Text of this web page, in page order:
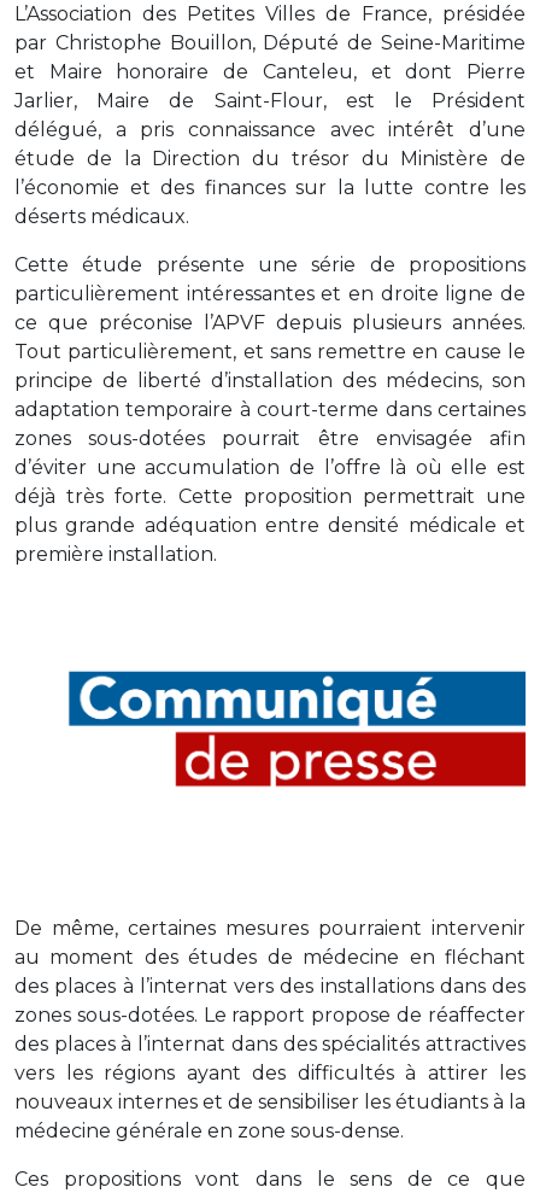
L’Association des Petites Villes de France, présidée
par Christophe Bouillon, Député de Seine-Maritime
et Maire honoraire de Canteleu, et dont Pierre
Jarlier, Maire de Saint-Flour, est le Président
délégué, a pris connaissance avec intérêt d’une
étude de la Direction du trésor du Ministère de
l’économie et des finances sur la lutte contre les
déserts médicaux.
Cette étude présente une série de propositions
particulièrement intéressantes et en droite ligne de
ce que préconise l’APVF depuis plusieurs années.
Tout particulièrement, et sans remettre en cause le
principe de liberté d’installation des médecins, son
adaptation temporaire à court-terme dans certaines
zones sous-dotées pourrait être envisagée afin
d’éviter une accumulation de l’offre là où elle est
déjà très forte. Cette proposition permettrait une
plus grande adéquation entre densité médicale et
première installation.
De même, certaines mesures pourraient intervenir
au moment des études de médecine en fléchant
des places à l’internat vers des installations dans des
zones sous-dotées. Le rapport propose de réaffecter
des places à l’internat dans des spécialités attractives
vers les régions ayant des difficultés à attirer les
nouveaux internes et de sensibiliser les étudiants à la
médecine générale en zone sous-dense.
Ces propositions vont dans le sens de ce que